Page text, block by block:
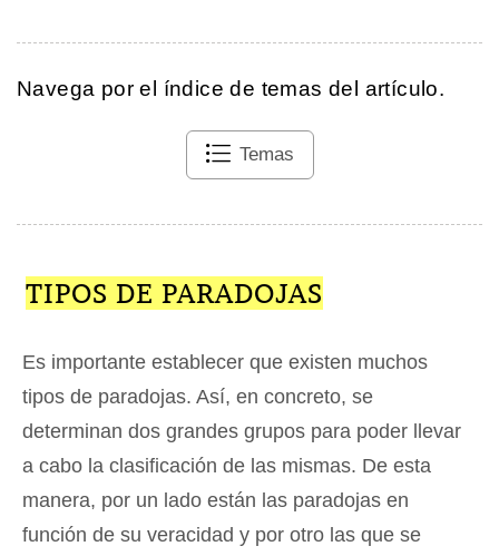
Navega por el índice de temas del artículo.
Temas
TIPOS DE PARADOJAS
Es importante establecer que existen muchos
tipos de paradojas. Así, en concreto, se
determinan dos grandes grupos para poder llevar
a cabo la clasificación de las mismas. De esta
manera, por un lado están las paradojas en
función de su veracidad y por otro las que se